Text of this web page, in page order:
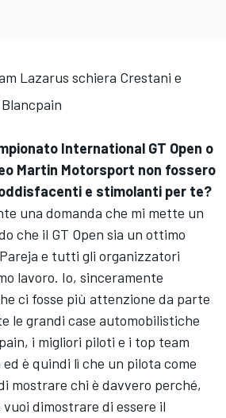
Lazarus schiera Crestani e
International GT Open o
Martin Motorsport non fossero
e stimolanti per te?
una domanda che mi mette un
che il GT Open sia un ottimo
e tutti gli organizzatori
lavoro. Io, sinceramente
ci fosse più attenzione da parte
le grandi case automobilistiche
i migliori piloti e i top team
è quindi lì che un pilota come
mostrare chi è davvero perché,
vuoi dimostrare di essere il